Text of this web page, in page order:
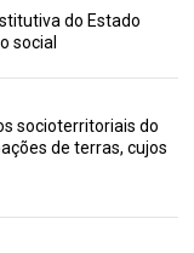
do Estado
social
socioterritoriais do
de terras, cujos